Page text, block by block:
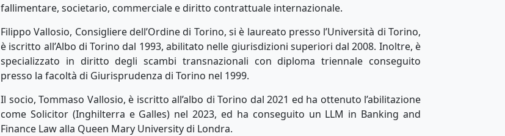
fallimentare, societario, commerciale e diritto contrattuale internazionale.
Filippo Vallosio, Consigliere dell’Ordine di Torino, si è laureato presso l’Università di Torino,
è iscritto all’Albo di Torino dal 1993, abilitato nelle giurisdizioni superiori dal 2008. Inoltre, è
specializzato in diritto degli scambi transnazionali con diploma triennale conseguito
presso la facoltà di Giurisprudenza di Torino nel 1999.
Il socio, Tommaso Vallosio, è iscritto all’albo di Torino dal 2021 ed ha ottenuto l’abilitazione
come Solicitor (Inghilterra e Galles) nel 2023, ed ha conseguito un LLM in Banking and
Finance Law alla Queen Mary University di Londra.